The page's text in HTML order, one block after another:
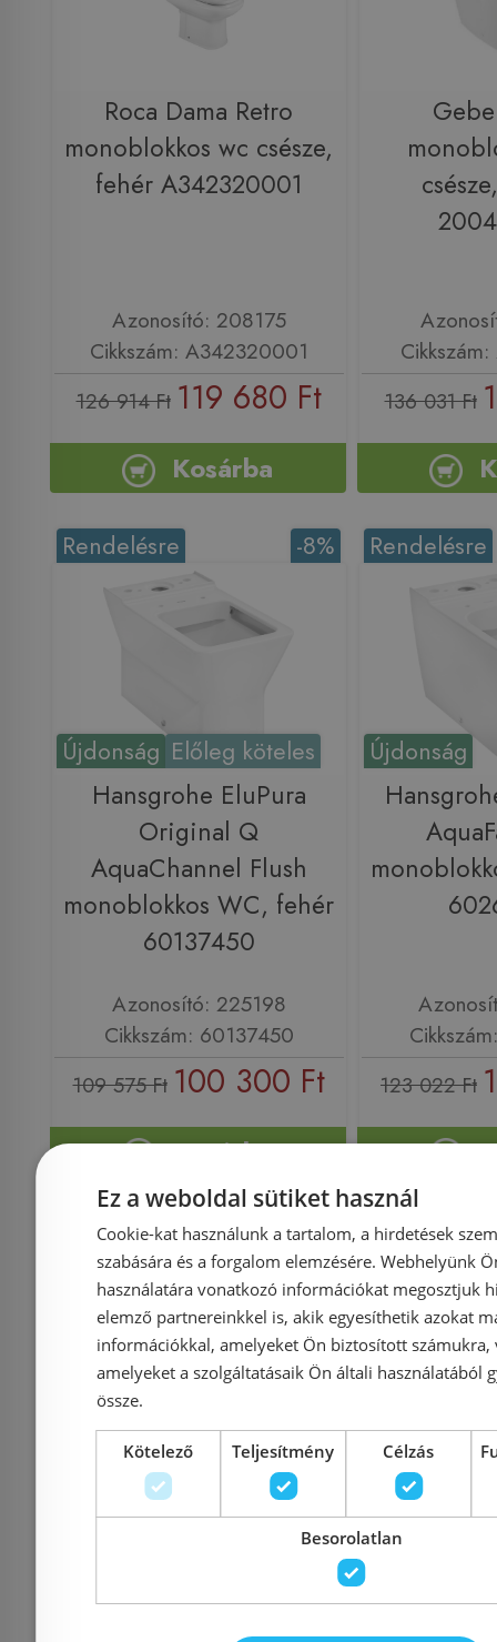
Roca Dama Retro
monoblokkos wc csésze,
fehér A342320001
Azonosító: 208175
Cikkszám: A342320001
126 914 Ft 119 680 Ft
Kosárba
136 031 Ft
Újdonság Előleg köteles
-8%
Rendelésre
Hansgrohe EluPura
Original Q
AquaChannel Flush
monoblokkos WC, fehér
60137450
Azonosító: 225198
Cikkszám: 60137450
109 575 Ft 100 300 Ft
Kosárba
Újdonság
Rendelésre
123 022 Ft
Újdonság Előleg köteles
-21%
Rendelésre
Hansgrohe EluPura S
AquaFall Flush
monoblokkos WC, fehér
Újdonság
Rendelésre
Ez a weboldal sütiket használ
Cookie-kat használunk a tartalom, a hirdetések
szabására és a forgalom elemzésére. Webhelyünk
használatára vonatkozó információkat megosztjuk
elemző partnereinkkel is, akik egyesíthetik azokat
információkkal, amelyeket Ön biztosított számukra,
amelyeket a szolgáltatásaik Ön általi használatából
össze.
Kötelező Teljesítmény Célzás
Besorolatlan